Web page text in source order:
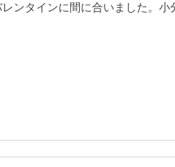
ンタインに間に合いました。小